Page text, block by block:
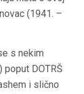
(1941. –
s nekim
DOTRŠ
i slično